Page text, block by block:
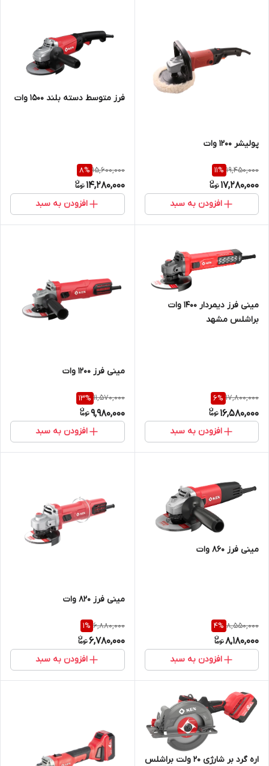
پولیشر 1200 وات
19,450,000
11%
17,280,000
افزودن به سبد
فرز متوسط دسته بلند 1500 وات
15,600,000
8%
14,280,000
افزودن به سبد
مینی فرز دیمردار 1400 وات
براشلس مشهد
17,800,000
6%
16,580,000
افزودن به سبد
مینی فرز 1200 وات
11,570,000
13%
9,980,000
افزودن به سبد
مینی فرز 860 وات
8,550,000
4%
8,180,000
افزودن به سبد
مینی فرز 820 وات
6,880,000
1%
6,780,000
افزودن به سبد
اره گرد بر شارژی 20 ولت براشلس